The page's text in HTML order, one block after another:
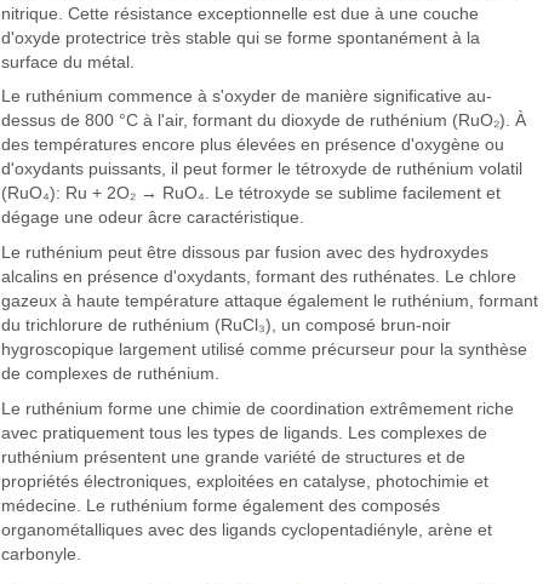
nitrique. Cette résistance exceptionnelle est due à une couche
d'oxyde protectrice très stable qui se forme spontanément à la
surface du métal.
Le ruthénium commence à s'oxyder de manière significative au-
dessus de 800 °C à l'air, formant du dioxyde de ruthénium (RuO₂). À
des températures encore plus élevées en présence d'oxygène ou
d'oxydants puissants, il peut former le tétroxyde de ruthénium volatil
(RuO₄): Ru + 2O₂ → RuO₄. Le tétroxyde se sublime facilement et
dégage une odeur âcre caractéristique.
Le ruthénium peut être dissous par fusion avec des hydroxydes
alcalins en présence d'oxydants, formant des ruthénates. Le chlore
gazeux à haute température attaque également le ruthénium, formant
du trichlorure de ruthénium (RuCl₃), un composé brun-noir
hygroscopique largement utilisé comme précurseur pour la synthèse
de complexes de ruthénium.
Le ruthénium forme une chimie de coordination extrêmement riche
avec pratiquement tous les types de ligands. Les complexes de
ruthénium présentent une grande variété de structures et de
propriétés électroniques, exploitées en catalyse, photochimie et
médecine. Le ruthénium forme également des composés
organométalliques avec des ligands cyclopentadiényle, arène et
carbonyle.